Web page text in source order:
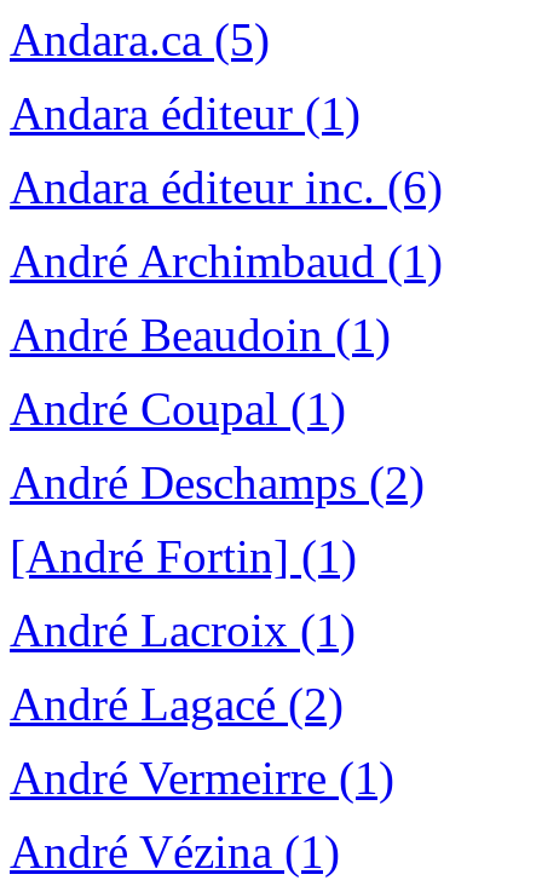
Andara.ca (5)
Andara éditeur (1)
Andara éditeur inc. (6)
André Archimbaud (1)
André Beaudoin (1)
André Coupal (1)
André Deschamps (2)
[André Fortin] (1)
André Lacroix (1)
André Lagacé (2)
André Vermeirre (1)
André Vézina (1)